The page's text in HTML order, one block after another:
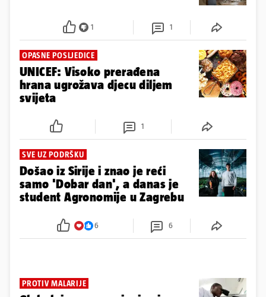
1 1
OPASNE POSLJEDICE
UNICEF: Visoko prerađena
hrana ugrožava djecu diljem
svijeta
1
SVE UZ PODRŠKU
Došao iz Sirije i znao je reći
samo 'Dobar dan', a danas je
student Agronomije u Zagrebu
6 6
PROTIV MALARIJE